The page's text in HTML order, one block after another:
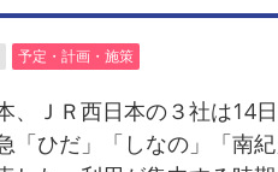
予定・計画・施策
、ＪＲ西日本の３社は14
「ひだ」「しなの」「南